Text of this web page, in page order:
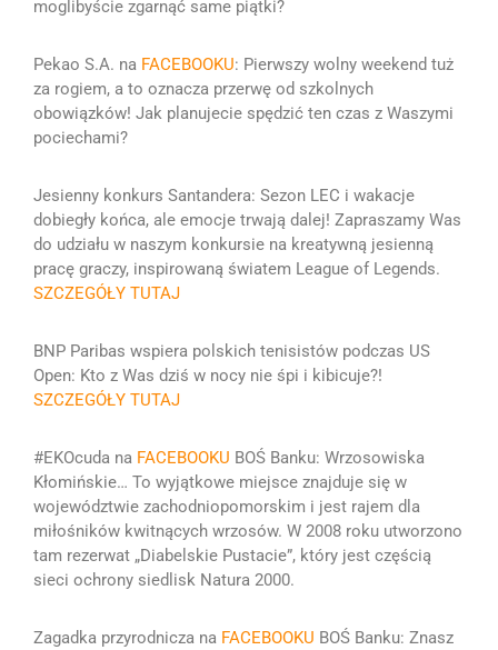
moglibyście zgarnąć same piątki?
Pekao S.A. na FACEBOOKU: Pierwszy wolny weekend tuż
za rogiem, a to oznacza przerwę od szkolnych
obowiązków! Jak planujecie spędzić ten czas z Waszymi
pociechami?
Jesienny konkurs Santandera: Sezon LEC i wakacje
dobiegły końca, ale emocje trwają dalej! Zapraszamy Was
do udziału w naszym konkursie na kreatywną jesienną
pracę graczy, inspirowaną światem League of Legends.
SZCZEGÓŁY TUTAJ
BNP Paribas wspiera polskich tenisistów podczas US
Open: Kto z Was dziś w nocy nie śpi i kibicuje?!
SZCZEGÓŁY TUTAJ
#EKOcuda na FACEBOOKU BOŚ Banku: Wrzosowiska
Kłomińskie… To wyjątkowe miejsce znajduje się w
województwie zachodniopomorskim i jest rajem dla
miłośników kwitnących wrzosów. W 2008 roku utworzono
tam rezerwat „Diabelskie Pustacie”, który jest częścią
sieci ochrony siedlisk Natura 2000.
Zagadka przyrodnicza na FACEBOOKU BOŚ Banku: Znasz